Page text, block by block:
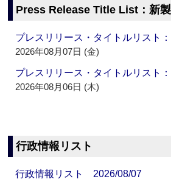
Press Release Title List：新
プレスリリース・タイトルリスト
2026年08月07日 (金)
プレスリリース・タイトルリスト
2026年08月06日 (木)
行政情報リスト
行政情報リスト 2026/08/07